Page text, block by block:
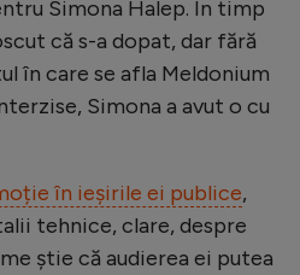
Simona Halep. În timp
că s-a dopat, dar fără
în care se afla Meldonium
Simona a avut o cu
în ieșirile ei publice,
tehnice, clare, despre
știe că audierea ei putea